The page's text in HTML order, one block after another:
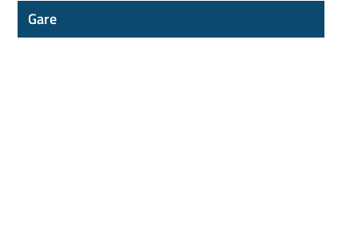
Gare